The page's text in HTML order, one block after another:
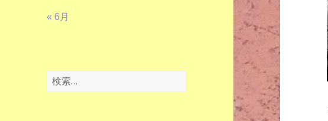
« 6月
検
索: